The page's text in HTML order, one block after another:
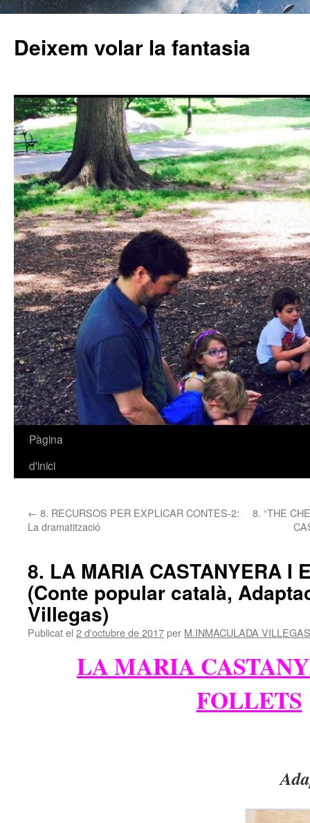
Deixem volar la fantasia
Vés
Pàgina
d'inici
← 8. RECURSOS PER EXPLICAR CONTES-2:
La dramatització
8. “THE
8. LA MARIA CASTANYERA I
(Conte popular català,
Villegas)
Publicat el 2 d'octubre de 2017per M.INMACULADA
LA MARIA
FOLLETS